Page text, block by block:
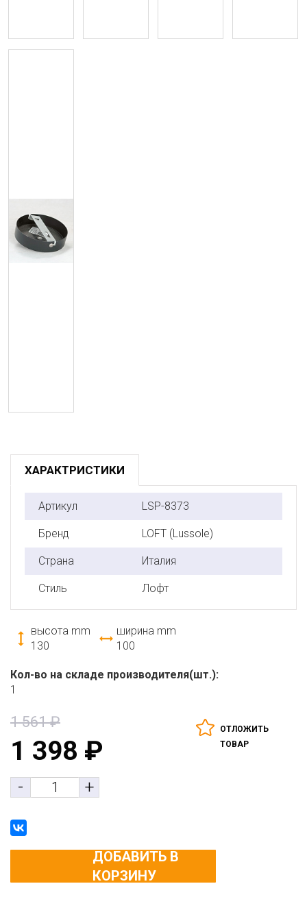
ХАРАКТРИСТИКИ
Артикул LSP-8373
Бренд LOFT (Lussole)
Страна Италия
Стиль Лофт
высота mm
130
ширина mm
100
Кол-во на складе производителя(шт.):
1
1 561₽
1 398 ₽
- +
ОТЛОЖИТЬ
ТОВАР
ДОБАВИТЬ В
КОРЗИНУ